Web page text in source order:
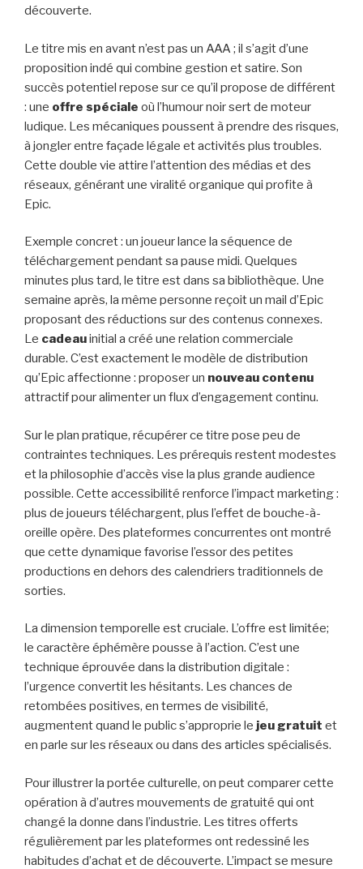
découverte.
Le titre mis en avant n’est pas un AAA ; il s’agit d’une
proposition indé qui combine gestion et satire. Son
succès potentiel repose sur ce qu’il propose de différent
: une offre spéciale où l’humour noir sert de moteur
ludique. Les mécaniques poussent à prendre des risques,
à jongler entre façade légale et activités plus troubles.
Cette double vie attire l’attention des médias et des
réseaux, générant une viralité organique qui profite à
Epic.
Exemple concret : un joueur lance la séquence de
téléchargement pendant sa pause midi. Quelques
minutes plus tard, le titre est dans sa bibliothèque. Une
semaine après, la même personne reçoit un mail d’Epic
proposant des réductions sur des contenus connexes.
Le cadeauinitial a créé une relation commerciale
durable. C’est exactement le modèle de distribution
qu’Epic affectionne : proposer un nouveau contenu
attractif pour alimenter un flux d’engagement continu.
Sur le plan pratique, récupérer ce titre pose peu de
contraintes techniques. Les prérequis restent modestes
et la philosophie d’accès vise la plus grande audience
possible. Cette accessibilité renforce l’impact marketing :
plus de joueurs téléchargent, plus l’effet de bouche-à-
oreille opère. Des plateformes concurrentes ont montré
que cette dynamique favorise l’essor des petites
productions en dehors des calendriers traditionnels de
sorties.
La dimension temporelle est cruciale. L’offre est limitée;
le caractère éphémère pousse à l’action. C’est une
technique éprouvée dans la distribution digitale :
l’urgence convertit les hésitants. Les chances de
retombées positives, en termes de visibilité,
augmentent quand le public s’approprie le jeu gratuit et
en parle sur les réseaux ou dans des articles spécialisés.
Pour illustrer la portée culturelle, on peut comparer cette
opération à d’autres mouvements de gratuité qui ont
changé la donne dans l’industrie. Les titres offerts
régulièrement par les plateformes ont redessiné les
habitudes d’achat et de découverte. L’impact se mesure